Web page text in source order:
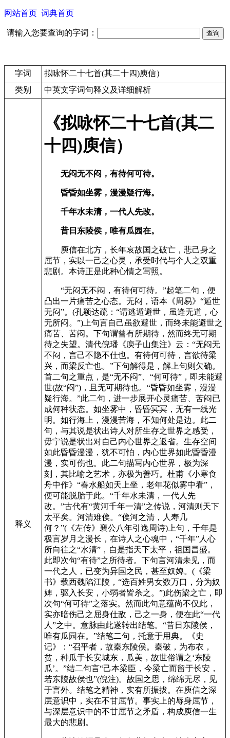
网站首页 词典首页
请输入您要查询的字词：
字词
拟咏怀二十七首(其二十四)庾信）
类别
中英文字词句释义及详细解析
释义
《拟咏怀二十七首(其二
十四)庾信）
无闷无不闷，有待何可待。
昏昏如坐雾，漫漫疑行海。
千年水未清，一代人先改。
昔日东陵侯，唯有瓜园在。
庾信在北方，长年哀故国之破亡，悲己身之
屈节，实以一己之心灵，承受时代与个人之双重
悲剧。本诗正是此种心情之写照。
“无闷无不闷，有待何可待。”起笔二句，便
凸出一片痛苦之心态。无闷，语本《周易》“遁世
无闷”。(孔颖达疏：“谓逃遁避世，虽逢无道，心
无所闷。”)上句言自己虽欲避世，而终未能避世之
痛苦、苦闷。下句谓曾有所期待，然而终无可期
待之失望。清代倪璠《庾子山集注》云：“无闷无
不闷，言己不隐不仕也。有待何可待，言欲待梁
兴，而梁反亡也。”下句解得是，解上句则欠确。
首二句之重点，是“无不闷”、“何可待”，即未能避
世(故“闷”)，且无可期待也。“昏昏如坐雾，漫漫
疑行海。”此二句，进一步展开心灵痛苦、苦闷已
成何种状态。如坐雾中，昏昏冥冥，无有一线光
明。如行海上，漫漫苦海，不知何处是边。此二
句，与其说是状出诗人对所生存之世界之感受，
毋宁说是状出对自己内心世界之返省。生存空间
如此昏昏漫漫，犹不可怕，内心世界如此昏昏漫
漫，实可伤也。此二句描写内心世界，极为深
刻，其比喻之艺术，亦极为善巧。杜甫《小寒食
舟中作》“春水船如天上坐，老年花似雾中看”，
便可能脱胎于此。“千年水未清，一代人先
改。”古代有“黄河千年一清”之传说，河清则天下
太平矣。河清难俟。“俟河之清，人寿几
何？”(《左传》襄公八年引逸周诗)上句，千年是
极言岁月之漫长，在诗人之心魂中，“千年”人心
所向往之“水清”，自是指天下太平，祖国昌盛。
此即次句“有待”之所待者。下句言河清未见，而
一代之人，已变为异国之民，甚至奴婢。(《梁
书》载西魏陷江陵，“选百姓男女数万口，分为奴
婢，驱入长安，小弱者皆杀之。”)此伤梁之亡，即
次句“何可待”之落实。然而此句意蕴尚不仅此，
实亦暗伤己之屈身仕敌，己之一身，便在此“一代
人”之中。意脉由此遂转出结笔。“昔日东陵侯，
唯有瓜园在。”结笔二句，托意于用典。《史
记》：“召平者，故秦东陵侯。秦破，为布衣，
贫，种瓜于长安城东，瓜美，故世俗谓之‘东陵
瓜’。”结二句言“己本梁臣，今梁亡而留于长安，
若东陵故侯也”(倪注)。故国之思，绵绵无尽，见
于言外。结笔之精神，实有所振拔。在庾信之深
层意识中，实在不甘屈节。事实上的辱身屈节，
与深层意识中的不甘屈节之矛盾，构成庾信一生
最大的悲剧。